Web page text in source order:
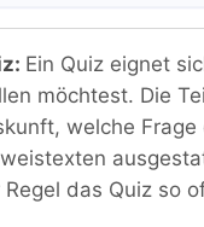
Ein Quiz eignet
möchtest. Die
welche
Regel das Quiz so